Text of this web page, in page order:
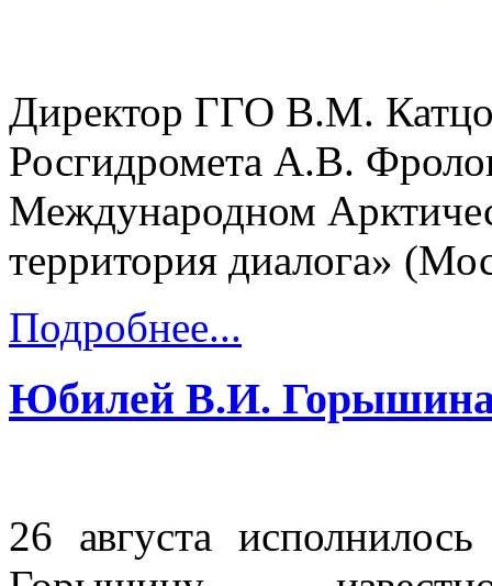
Директор ГГО В.М.
Росгидромета А.В.
Международном
территория диалога»
Подробнее...
Юбилей В.И.
26 августа